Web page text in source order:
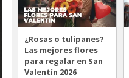
¿Rosas o tulipanes?
Las mejores flores
para regalar en San
Valentín 2026